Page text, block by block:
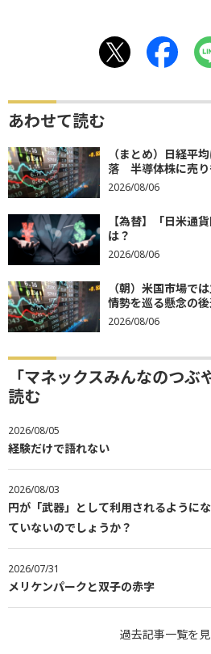
あわせて読む
（まとめ）日経平
落 半導体株に売り
2026/08/06
【為替】「日米通
は？
2026/08/06
（朝）米国市場で
情勢を巡る懸念の
2026/08/06
「マネックスみんなのつ
読む
2026/08/05
経験だけで語れない
2026/08/03
円が「武器」として利用されるようにな
ていないのでしょうか？
2026/07/31
メリケンパークと双子の赤字
過去記事一覧を